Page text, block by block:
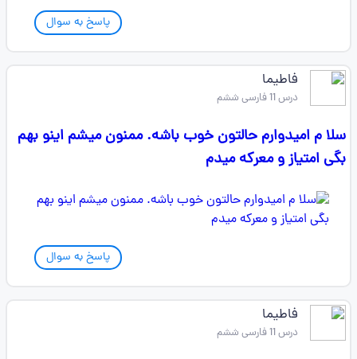
پاسخ به سوال
فاطیما
درس 11 فارسی ششم
سلا م امیدوارم حالتون خوب باشه. ممنون میشم اینو بهم
بگی امتیاز و معرکه میدم
پاسخ به سوال
فاطیما
درس 11 فارسی ششم